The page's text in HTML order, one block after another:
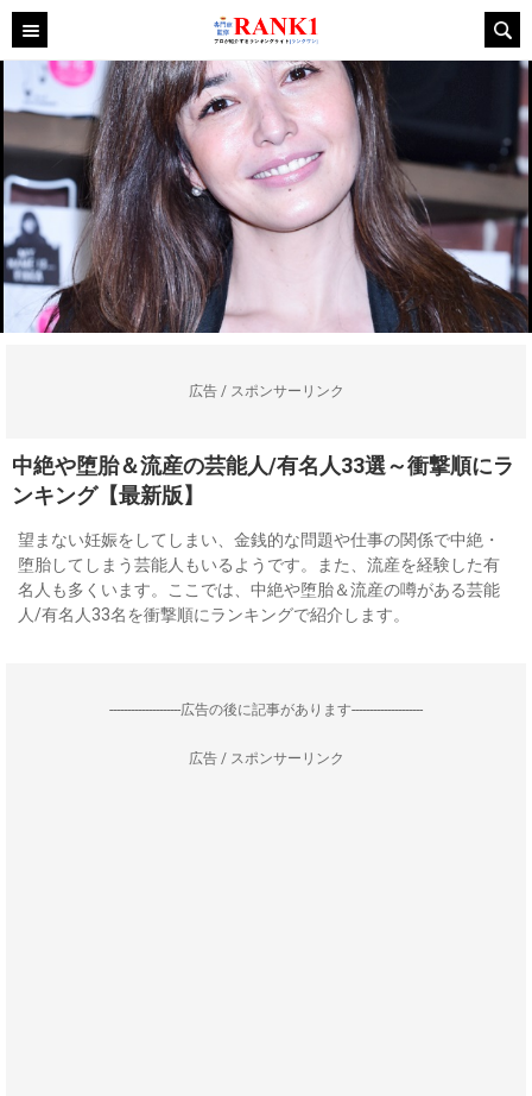
広告 / スポンサーリンク
中絶や堕胎＆流産の芸能人/有名人33選～衝撃順にラ
ンキング【最新版】
望まない妊娠をしてしまい、金銭的な問題や仕事の関係で中絶・
堕胎してしまう芸能人もいるようです。また、流産を経験した有
名人も多くいます。ここでは、中絶や堕胎＆流産の噂がある芸能
人/有名人33名を衝撃順にランキングで紹介します。
--------------------広告の後に記事があります--------------------
広告 / スポンサーリンク